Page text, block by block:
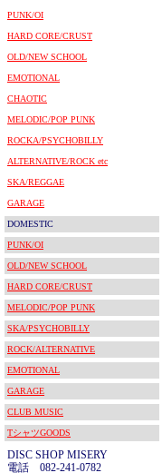
PUNK/OI
HARD CORE/CRUST
OLD/NEW SCHOOL
EMOTIONAL
CHAOTIC
MELODIC/POP PUNK
ROCKA/PSYCHOBILLY
ALTERNATIVE/ROCK etc
SKA/REGGAE
GARAGE
DOMESTIC
PUNK/OI
OLD/NEW SCHOOL
HARD CORE/CRUST
MELODIC/POP PUNK
SKA/PSYCHOBILLY
ROCK/ALTERNATIVE
EMOTIONAL
GARAGE
CLUB MUSIC
TシャツGOODS
DISC SHOP MISERY
電話 082-241-0782